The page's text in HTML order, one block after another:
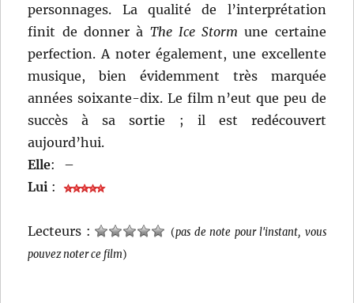
personnages. La qualité de l’interprétation
finit de donner à The Ice Storm une certaine
perfection. A noter également, une excellente
musique, bien évidemment très marquée
années soixante-dix. Le film n’eut que peu de
succès à sa sortie ; il est redécouvert
aujourd’hui.
Elle:
–
Lui :
Lecteurs : (pas de note pour l'instant, vous
pouvez noter ce film)